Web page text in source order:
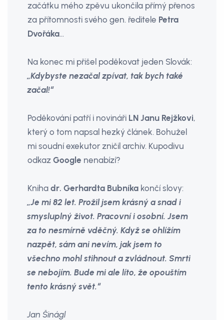
začátku mého zpěvu ukončila přímý přenos
za přítomnosti svého gen. ředitele Petra
Dvořáka…
Na konec mi přišel poděkovat jeden Slovák:
„Kdybyste nezačal zpívat, tak bych také
začal!“
Poděkování patří i novináři LN Janu Rejžkovi,
který o tom napsal hezký článek. Bohužel
mi soudní exekutor zničil archiv. Kupodivu
odkaz Google nenabízí?
Kniha dr. Gerhardta Bubníka končí slovy:
„Je mi 82 let. Prožil jsem krásný a snad i
smysluplný život. Pracovní i osobní. Jsem
za to nesmírně vděčný. Když se ohlížím
nazpět, sám ani nevím, jak jsem to
všechno mohl stihnout a zvládnout. Smrti
se nebojím. Bude mi ale líto, že opouštím
tento krásný svět.“
Jan Šinágl